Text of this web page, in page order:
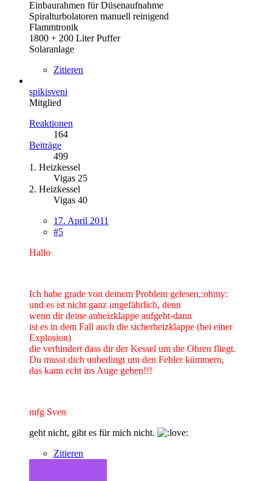
Einbaurahmen für Düsenaufnahme
Spiralturbolatoren manuell reinigend
Flammtronik
1800 + 200 Liter Puffer
Solaranlage
Zitieren
spikisveni
Mitglied
Reaktionen
164
Beiträge
499
1. Heizkessel
Vigas 25
2. Heizkessel
Vigas 40
17. April 2011
#5
Hallo
Ich habe grade von deinem Problem gelesen,:ohmy:
und es ist nicht ganz ungefährlich, denn
wenn dir deine anheizklappe aufgeht-dann
ist es in dem Fall auch die sicherheizklappe (bei einer
Explosion)
die verhindert dass dir der Kessel um die Ohren fliegt.
Du musst dich unbedingt um den Fehler kümmern,
das kann echt ins Auge gehen!!!
mfg Sven
geht nicht, gibt es für mich nicht.
Zitieren